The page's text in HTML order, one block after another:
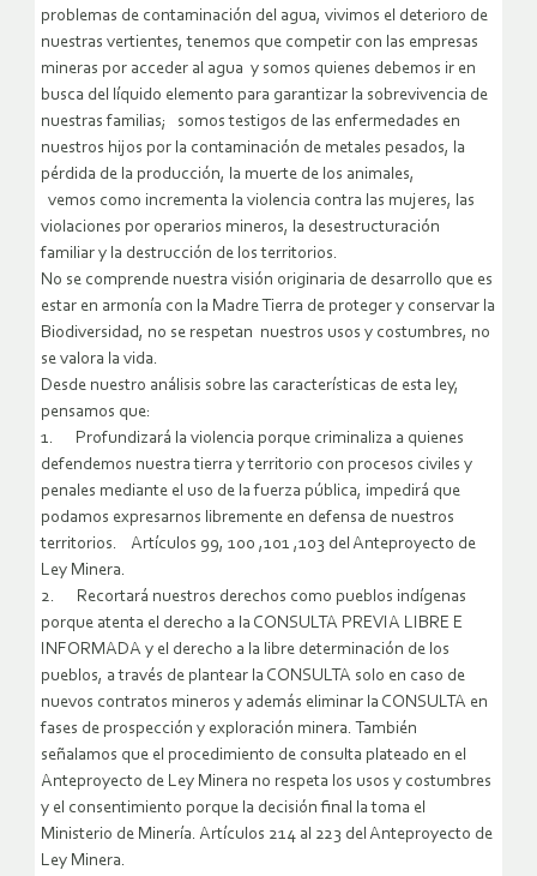
problemas de contaminación del agua, vivimos el deterioro de
nuestras vertientes, tenemos que competir con las empresas
mineras por acceder al agua y somos quienes debemos ir en
busca del líquido elemento para garantizar la sobrevivencia de
nuestras familias; somos testigos de las enfermedades en
nuestros hijos por la contaminación de metales pesados, la
pérdida de la producción, la muerte de los animales,
vemos como incrementa la violencia contra las mujeres, las
violaciones por operarios mineros, la desestructuración
familiar y la destrucción de los territorios.
No se comprende nuestra visión originaria de desarrollo que es
estar en armonía con la Madre Tierra de proteger y conservar la
Biodiversidad, no se respetan nuestros usos y costumbres, no
se valora la vida.
Desde nuestro análisis sobre las características de esta ley,
pensamos que:
1. Profundizará la violencia porque criminaliza a quienes
defendemos nuestra tierra y territorio con procesos civiles y
penales mediante el uso de la fuerza pública, impedirá que
podamos expresarnos libremente en defensa de nuestros
territorios. Artículos 99, 100 ,101 ,103 del Anteproyecto de
Ley Minera.
2. Recortará nuestros derechos como pueblos indígenas
porque atenta el derecho a la CONSULTA PREVIA LIBRE E
INFORMADA y el derecho a la libre determinación de los
pueblos, a través de plantear la CONSULTA solo en caso de
nuevos contratos mineros y además eliminar la CONSULTA en
fases de prospección y exploración minera. También
señalamos que el procedimiento de consulta plateado en el
Anteproyecto de Ley Minera no respeta los usos y costumbres
y el consentimiento porque la decisión final la toma el
Ministerio de Minería. Artículos 214 al 223 del Anteproyecto de
Ley Minera.